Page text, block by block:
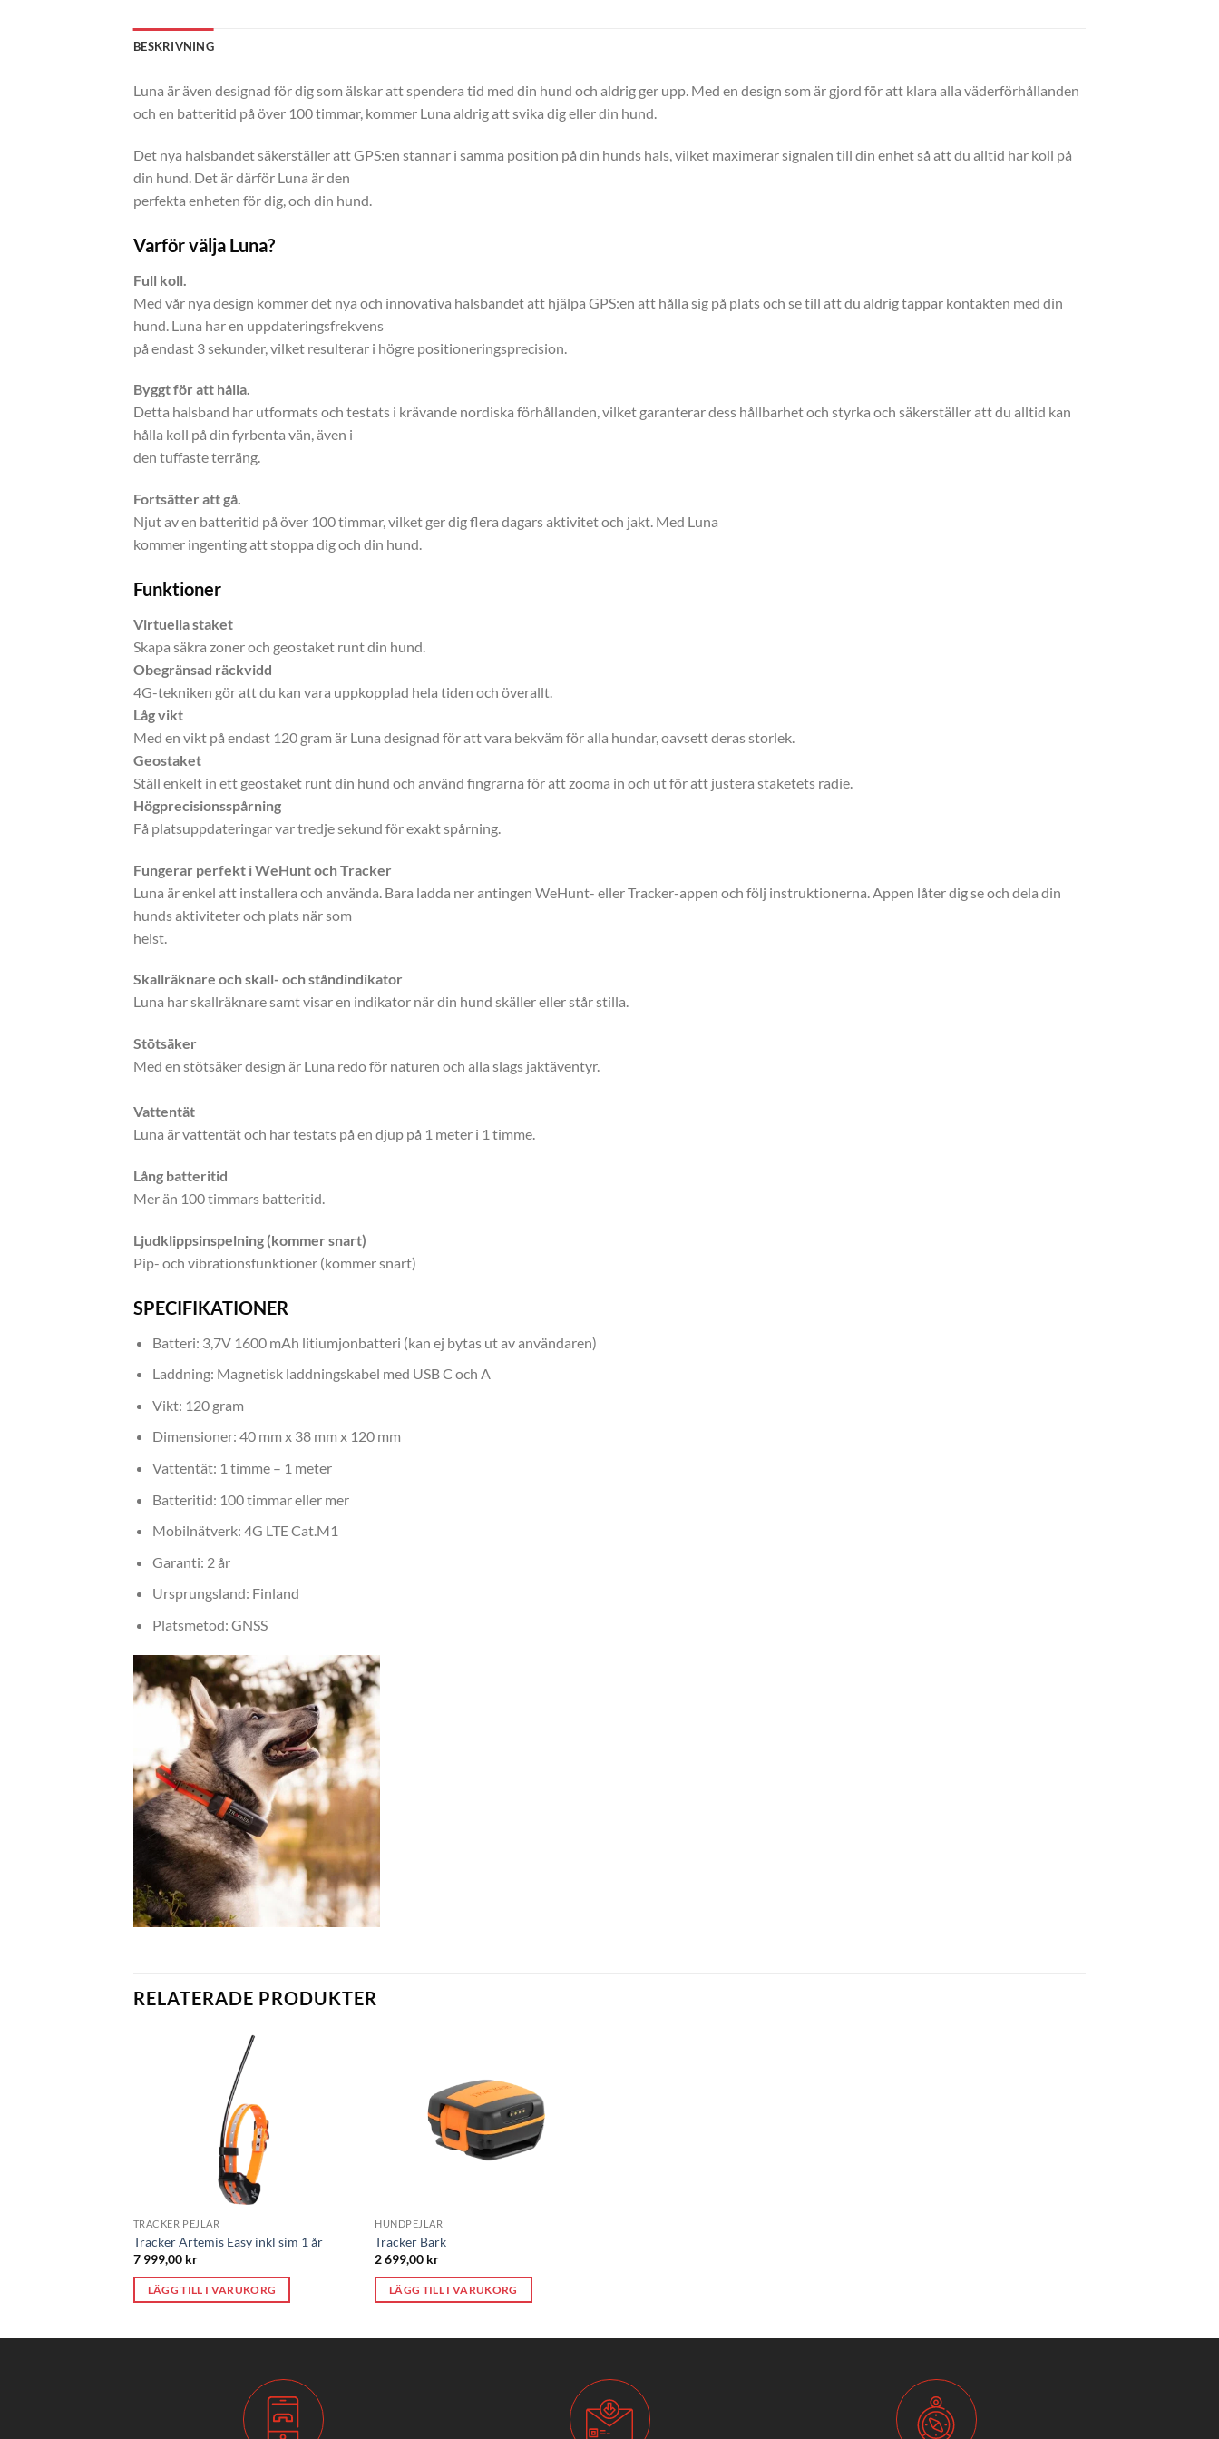
BESKRIVNING
Luna är även designad för dig som älskar att spendera tid med din hund och aldrig ger upp. Med en design som är gjord för att klara alla väderförhållanden
och en batteritid på över 100 timmar, kommer Luna aldrig att svika dig eller din hund.
Det nya halsbandet säkerställer att GPS:en stannar i samma position på din hunds hals, vilket maximerar signalen till din enhet så att du alltid har koll på
din hund. Det är därför Luna är den
perfekta enheten för dig, och din hund.
Varför välja Luna?
Full koll.
Med vår nya design kommer det nya och innovativa halsbandet att hjälpa GPS:en att hålla sig på plats och se till att du aldrig tappar kontakten med din
hund. Luna har en uppdateringsfrekvens
på endast 3 sekunder, vilket resulterar i högre positioneringsprecision.
Byggt för att hålla.
Detta halsband har utformats och testats i krävande nordiska förhållanden, vilket garanterar dess hållbarhet och styrka och säkerställer att du alltid kan
hålla koll på din fyrbenta vän, även i
den tuffaste terräng.
Fortsätter att gå.
Njut av en batteritid på över 100 timmar, vilket ger dig flera dagars aktivitet och jakt. Med Luna
kommer ingenting att stoppa dig och din hund.
Funktioner
Virtuella staket
Skapa säkra zoner och geostaket runt din hund.
Obegränsad räckvidd
4G-tekniken gör att du kan vara uppkopplad hela tiden och överallt.
Låg vikt
Med en vikt på endast 120 gram är Luna designad för att vara bekväm för alla hundar, oavsett deras storlek.
Geostaket
Ställ enkelt in ett geostaket runt din hund och använd fingrarna för att zooma in och ut för att justera staketets radie.
Högprecisionsspårning
Få platsuppdateringar var tredje sekund för exakt spårning.
Fungerar perfekt i WeHunt och Tracker
Luna är enkel att installera och använda. Bara ladda ner antingen WeHunt- eller Tracker-appen och följ instruktionerna. Appen låter dig se och dela din
hunds aktiviteter och plats när som
helst.
Skallräknare och skall- och ståndindikator
Luna har skallräknare samt visar en indikator när din hund skäller eller står stilla.
Stötsäker
Med en stötsäker design är Luna redo för naturen och alla slags jaktäventyr.
Vattentät
Luna är vattentät och har testats på en djup på 1 meter i 1 timme.
Lång batteritid
Mer än 100 timmars batteritid.
Ljudklippsinspelning (kommer snart)
Pip- och vibrationsfunktioner (kommer snart)
SPECIFIKATIONER
Batteri: 3,7V 1600 mAh litiumjonbatteri (kan ej bytas ut av användaren)
Laddning: Magnetisk laddningskabel med USB C och A
Vikt: 120 gram
Dimensioner: 40 mm x 38 mm x 120 mm
Vattentät: 1 timme – 1 meter
Batteritid: 100 timmar eller mer
Mobilnätverk: 4G LTE Cat.M1
Garanti: 2 år
Ursprungsland: Finland
Platsmetod: GNSS
RELATERADE PRODUKTER
TRACKER PEJLAR
Tracker Artemis Easy inkl sim 1 år
7 999,00 kr
LÄGG TILL I VARUKORG
HUNDPEJLAR
Tracker Bark
2 699,00 kr
LÄGG TILL I VARUKORG